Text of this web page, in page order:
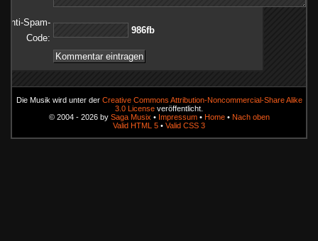
Anti-Spam-
Code:
bf689
Die Musik wird unter der Creative Commons Attribution-Noncommercial-Share Alike
3.0 License veröffentlicht.
© 2004 - 2026 by Saga Musix • Impressum• Home• Nach oben
Valid HTML 5 • Valid CSS 3